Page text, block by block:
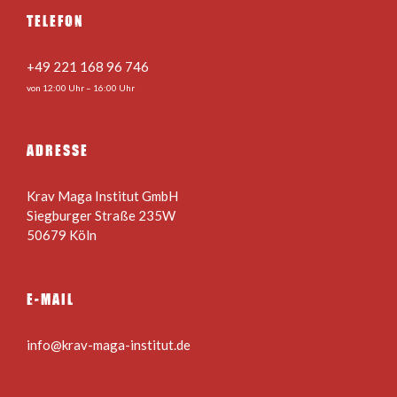
TELEFON
+49 221 168 96 746
von 12:00 Uhr – 16:00 Uhr
ADRESSE
Krav Maga Institut GmbH
Siegburger Straße 235W
50679 Köln
E-MAIL
info@krav-maga-institut.de